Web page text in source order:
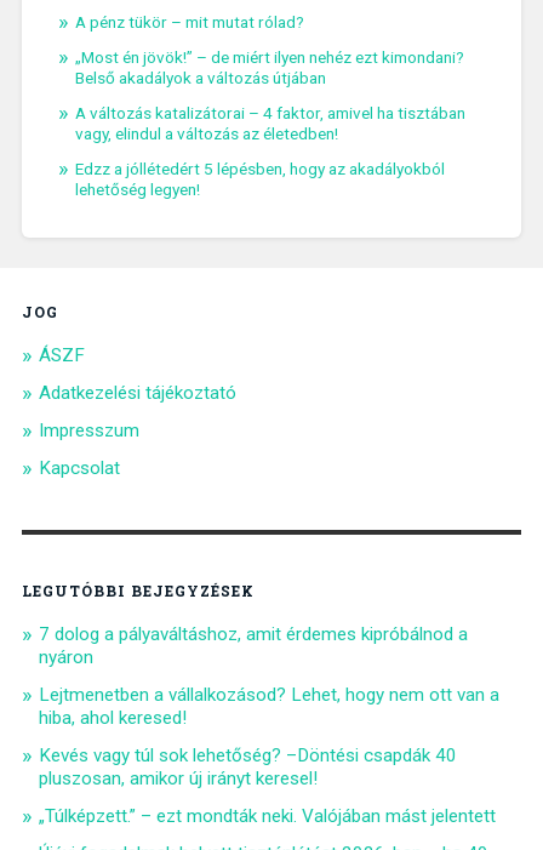
A pénz tükör – mit mutat rólad?
„Most én jövök!” – de miért ilyen nehéz ezt kimondani?
Belső akadályok a változás útjában
A változás katalizátorai – 4 faktor, amivel ha tisztában
vagy, elindul a változás az életedben!
Edzz a jóllétedért 5 lépésben, hogy az akadályokból
lehetőség legyen!
JOG
ÁSZF
Adatkezelési tájékoztató
Impresszum
Kapcsolat
LEGUTÓBBI BEJEGYZÉSEK
7 dolog a pályaváltáshoz, amit érdemes kipróbálnod a
nyáron
Lejtmenetben a vállalkozásod? Lehet, hogy nem ott van a
hiba, ahol keresed!
Kevés vagy túl sok lehetőség? –Döntési csapdák 40
pluszosan, amikor új irányt keresel!
„Túlképzett.” – ezt mondták neki. Valójában mást jelentett